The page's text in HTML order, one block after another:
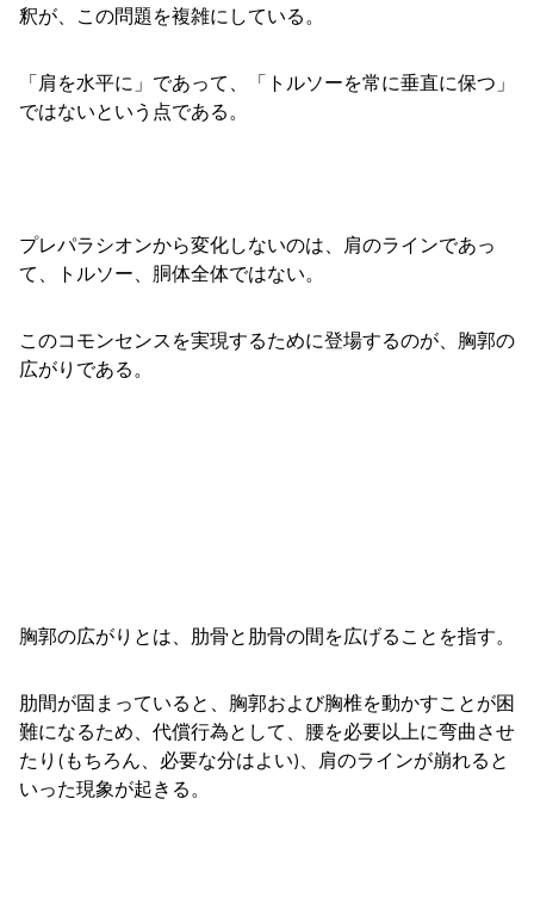
釈が、この問題を複雑にしている。
「肩を水平に」であって、「トルソーを常に垂直に保つ」
ではないという点である。
プレパラシオンから変化しないのは、肩のラインであっ
て、トルソー、胴体全体ではない。
このコモンセンスを実現するために登場するのが、胸郭の
広がりである。
胸郭の広がりとは、肋骨と肋骨の間を広げることを指す。
肋間が固まっていると、胸郭および胸椎を動かすことが困
難になるため、代償行為として、腰を必要以上に弯曲させ
たり(もちろん、必要な分はよい)、肩のラインが崩れると
いった現象が起きる。